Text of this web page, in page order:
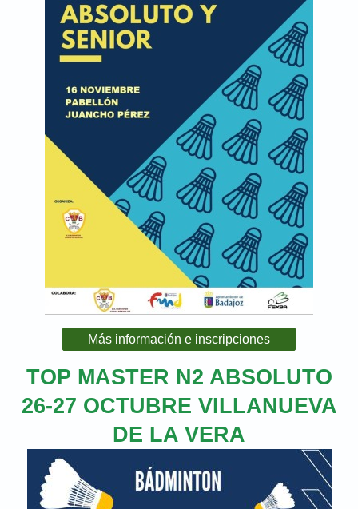
Más información e inscripciones
TOP MASTER N2 ABSOLUTO
26-27 OCTUBRE VILLANUEVA
DE LA VERA